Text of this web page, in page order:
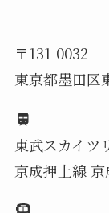
〒131-0032
東京都墨田区
東武スカイツ
京成押上線